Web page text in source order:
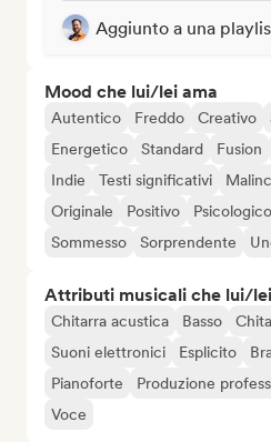
Aggiunto a una
Mood che lui/lei ama
Autentico Freddo Creativo
Energetico
Standard Fusion
Indie
Testi significativi
Originale
Positivo Psicologico
Sommesso
Sorprendente
Attributi musicali che lui/
Chitarra acustica Basso
Suoni elettronici
Esplicito
Pianoforte
Produzione
Voce